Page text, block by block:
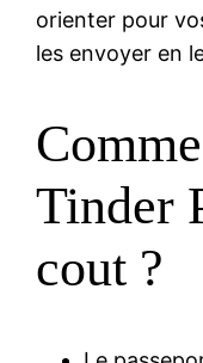
orienter pour
les envoyer en
Tinder
cout ?